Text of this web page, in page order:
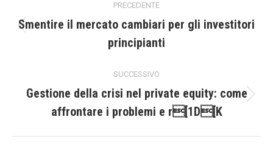
tra
PRECEDENTE
precedente:
Smentire il mercato cambiari per gli investitori
principianti
SUCCESSIVO
Prossimo
post:
Gestione della crisi nel private equity: come
affrontare i problemi e r[1D[K